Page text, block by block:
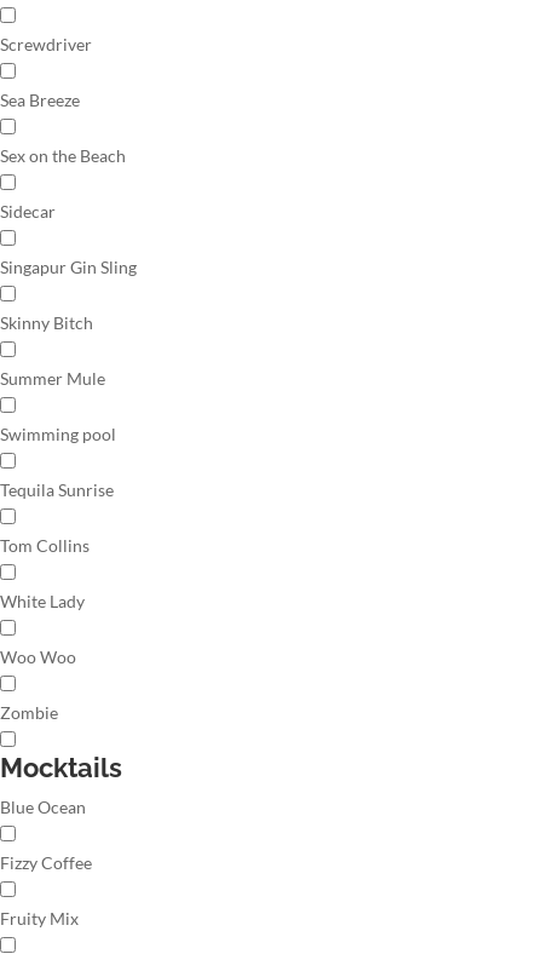
Screwdriver
Sea Breeze
Sex on the Beach
Sidecar
Singapur Gin Sling
Skinny Bitch
Summer Mule
Swimming pool
Tequila Sunrise
Tom Collins
White Lady
Woo Woo
Zombie
Mocktails
Blue Ocean
Fizzy Coffee
Fruity Mix